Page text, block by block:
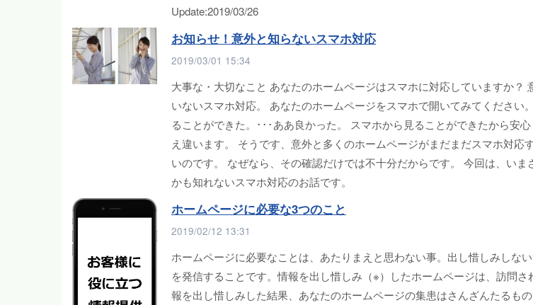
Update:2019/03/26
お知らせ！意外と知らないスマホ対応
2019/03/01 15:34
大事な・大切なこと あなたのホームページはスマホに対応していますか？
いないスマホ対応。 あなたのホームページをスマホで開いてみてください
ることができた。･･･ああ良かった。 スマホから見ることができたから安
え違います。 そうです、意外と多くのホームページがまだまだスマホ対応
いのです。 なぜなら、その確認だけでは不十分だからです。 今回は、いま
かも知れないスマホ対応のお話です。
ホームページに必要な3つのこと
2019/02/12 13:31
ホームページに必要なことは、あたりまえと思わない事。出し惜しみしな
を発信することです。情報を出し惜しみ（※）したホームページは、訪問さ
報を出し惜しみした結果、あなたのホームページの集患はさんざんたるも